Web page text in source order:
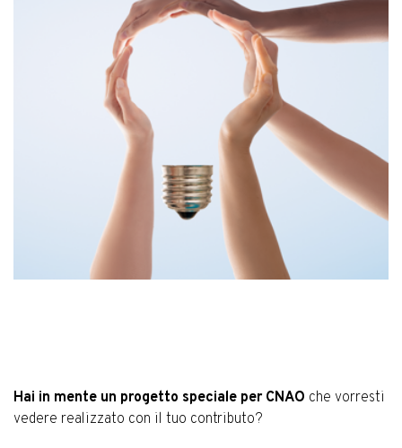
Hai in mente un progetto speciale per CNAO che vorresti
vedere realizzato con il tuo contributo?